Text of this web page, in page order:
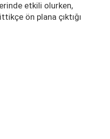
etkili olurken,
ön plana çıktığı